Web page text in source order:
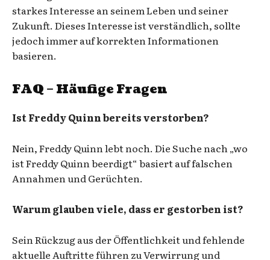
starkes Interesse an seinem Leben und seiner
Zukunft. Dieses Interesse ist verständlich, sollte
jedoch immer auf korrekten Informationen
basieren.
FAQ – Häufige Fragen
Ist Freddy Quinn bereits verstorben?
Nein, Freddy Quinn lebt noch. Die Suche nach „wo
ist Freddy Quinn beerdigt“ basiert auf falschen
Annahmen und Gerüchten.
Warum glauben viele, dass er gestorben ist?
Sein Rückzug aus der Öffentlichkeit und fehlende
aktuelle Auftritte führen zu Verwirrung und